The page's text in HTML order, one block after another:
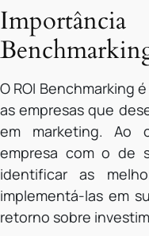
O ROI Benchmarking
as empresas que
em marketing. Ao
empresa com o de
identificar as
implementá-las em
retorno sobre